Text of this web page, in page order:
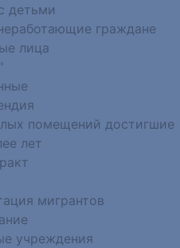
детьми
граждане
лица
помещений достигшие
лет
мигрантов
учреждения